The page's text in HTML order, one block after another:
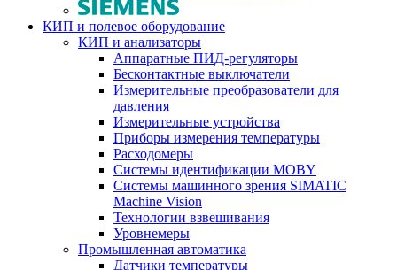
КИП и полевое оборудование
КИП и анализаторы
Аппаратные ПИД-регуляторы
Бесконтактные выключатели
Измерительные преобразователи для
давления
Измерительные устройства
Приборы измерения температуры
Расходомеры
Системы идентификации MOBY
Системы машинного зрения SIMATIC
Machine Vision
Технологии взвешивания
Уровнемеры
Промышленная автоматика
Датчики температуры